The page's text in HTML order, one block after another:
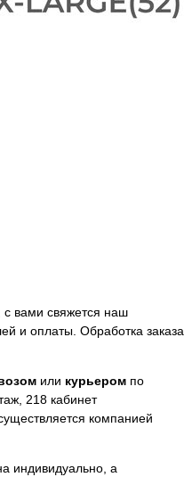
вами свяжется наш
и оплаты. Обработка заказа
или курьером по
218 кабинет
компанией
индивидуально, а